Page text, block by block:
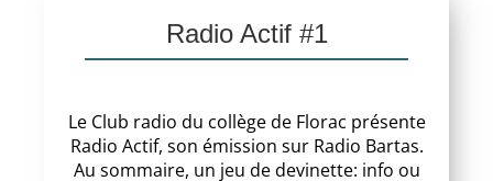
Radio Actif #1
Le Club radio du collège de Florac présente
Radio Actif, son émission sur Radio Bartas.
Au sommaire, un jeu de devinette: info ou